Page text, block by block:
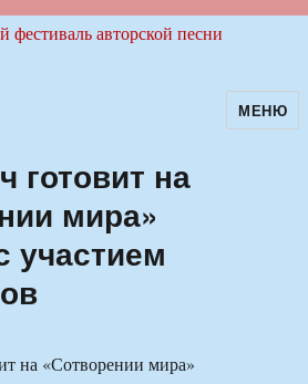
авторскойМЕНЮ
готовит на
мира»
участием